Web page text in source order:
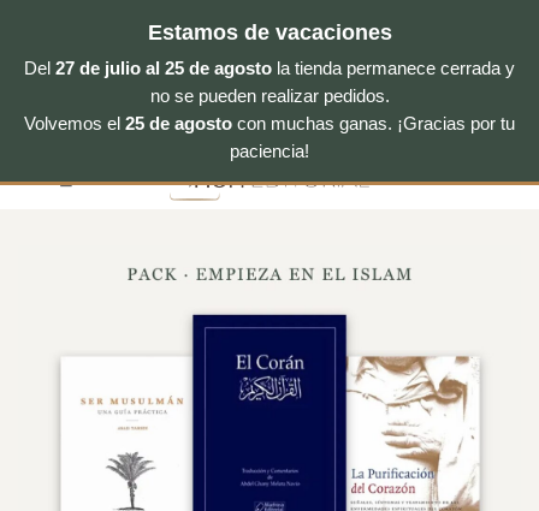
Estamos de vacaciones
Del 27 de julio al 25 de agosto la tienda permanece cerrada y
no se pueden realizar pedidos.
Volvemos el 25 de agosto con muchas ganas. ¡Gracias por tu
paciencia!